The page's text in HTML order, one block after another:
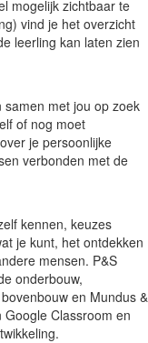
mogelijk zichtbaar te
vind je het overzicht
leerling kan laten zien
samen met jou op zoek
of nog moet
je persoonlijke
verbonden met de
kennen, keuzes
je kunt, het ontdekken
mensen. P&S
onderbouw,
en Mundus &
Classroom en